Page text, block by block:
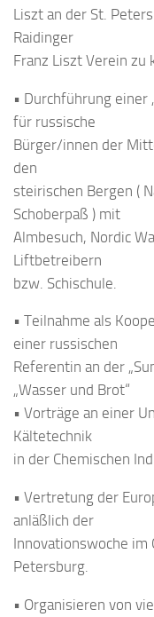
Liszt an der St.
Raidinger
Franz Liszt Verein zu
• Durchführung einer
für russische
Bürger/innen der
den
steirischen Bergen (
Schoberpaß ) mit
Almbesuch, Nordic
Liftbetreibern
bzw. Schischule.
• Teilnahme als
einer russischen
Referentin an der
„Wasser und Brot“
• Vorträge an einer
Kältetechnik
in der Chemischen
• Vertretung der
anläßlich der
Innovationswoche im
Petersburg.
• Organisieren von